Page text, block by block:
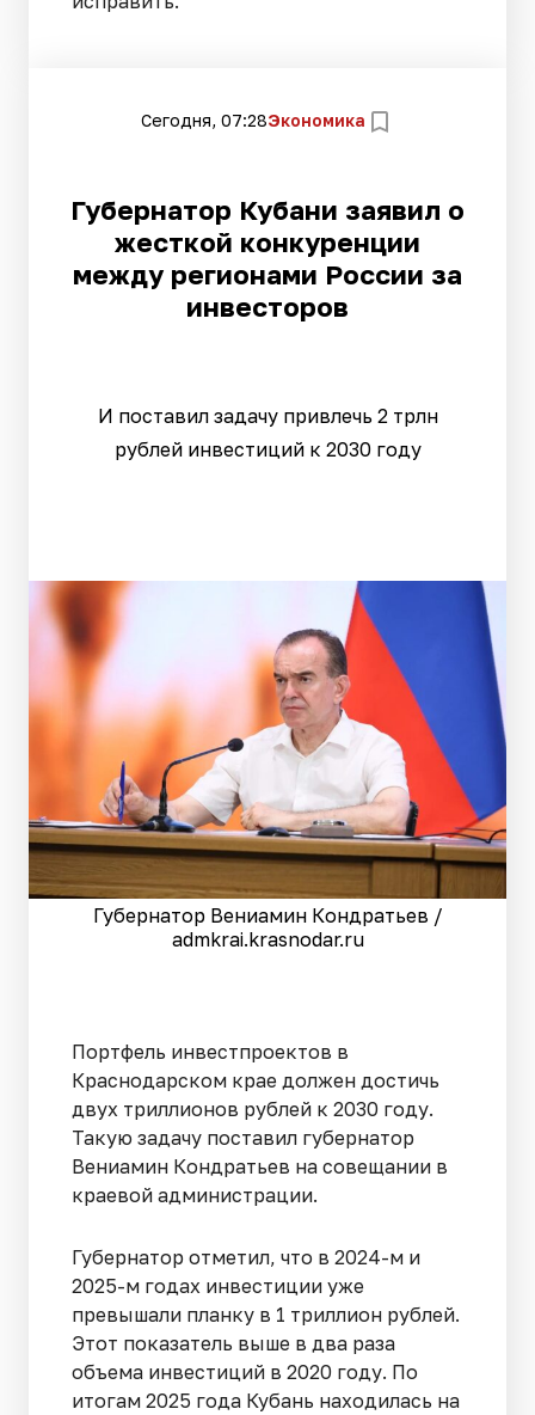
Сегодня, 07:28Экономика
Губернатор Кубани заявил о
жесткой конкуренции
между регионами России за
инвесторов
И поставил задачу привлечь 2 трлн
рублей инвестиций к 2030 году
Губернатор Вениамин Кондратьев /
admkrai.krasnodar.ru
Портфель инвестпроектов в
Краснодарском крае должен достичь
двух триллионов рублей к 2030 году.
Такую задачу поставил губернатор
Вениамин Кондратьев на совещании в
краевой администрации.
Губернатор отметил, что в 2024-м и
2025-м годах инвестиции уже
превышали планку в 1 триллион рублей.
Этот показатель выше в два раза
объема инвестиций в 2020 году. По
итогам 2025 года Кубань находилась на